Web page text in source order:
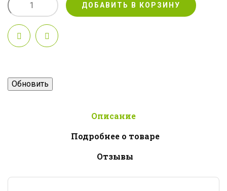
ДОБАВИТЬ В КОРЗИНУ
Описание
Подробнее о товаре
Отзывы